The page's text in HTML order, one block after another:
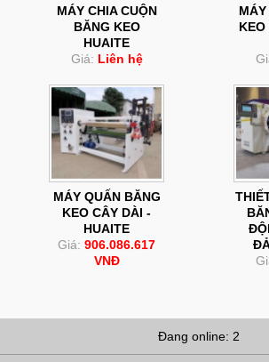
MÁY CHIA CUỘN
BĂNG KEO
HUAITE
Giá: Liên hệ
KEO
MÁY QUẤN BĂNG
KEO CÂY DÀI -
HUAITE
Giá: 906.086.617
VNĐ
Đang online: 2